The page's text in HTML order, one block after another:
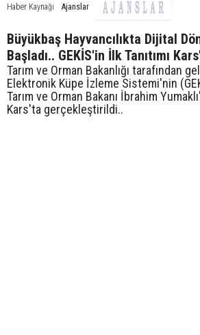
Haber Kaynağı Ajanslar
Büyükbaş Hayvancılıkta Dijital
Başladı.. GEKİS'in İlk Tanıtımı
Tarım ve Orman Bakanlığı tarafından
Elektronik Küpe İzleme Sistemi'nin
Tarım ve Orman Bakanı İbrahim
Kars'ta gerçekleştirildi..